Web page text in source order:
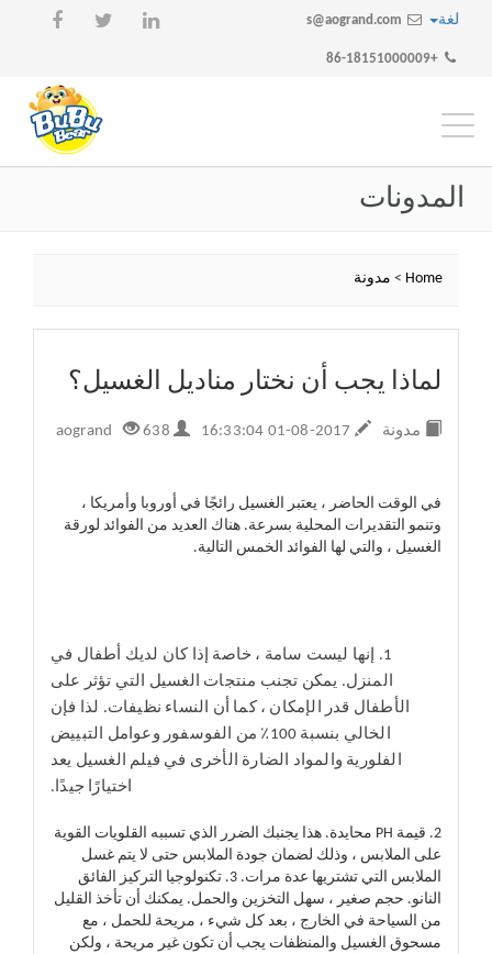
لغة s@aogrand.com
+86-18151000009
تبديل
المدونات
Home
> مدونة
لماذا يجب أن نختار مناديل الغسيل؟
مدونة 638
في الوقت الحاضر ، يعتبر الغسيل رائجًا في أوروبا وأمريكا ،
وتنمو التقديرات المحلية بسرعة. هناك العديد من الفوائد لورقة
الغسيل ، والتي لها الفوائد الخمس التالية.
1. إنها ليست سامة ، خاصة إذا كان لديك أطفال في
المنزل. يمكن تجنب منتجات الغسيل التي تؤثر على
الأطفال قدر الإمكان ، كما أن النساء نظيفات. لذا فإن
الخالي بنسبة 100٪ من الفوسفور وعوامل التبييض
الفلورية والمواد الضارة الأخرى في فيلم الغسيل يعد
اختيارًا جيدًا.
2. قيمة PH محايدة. هذا يجنبك الضرر الذي تسببه القلويات القوية
على الملابس ، وذلك لضمان جودة الملابس حتى لا يتم غسل
الملابس التي تشتريها عدة مرات. 3. تكنولوجيا التركيز الفائق
النانو. حجم صغير ، سهل التخزين والحمل. يمكنك أن تأخذ القليل
من السياحة في الخارج ، بعد كل شيء ، مريحة للحمل ، مع
مسحوق الغسيل والمنظفات يجب أن تكون غير مريحة ، ولكن